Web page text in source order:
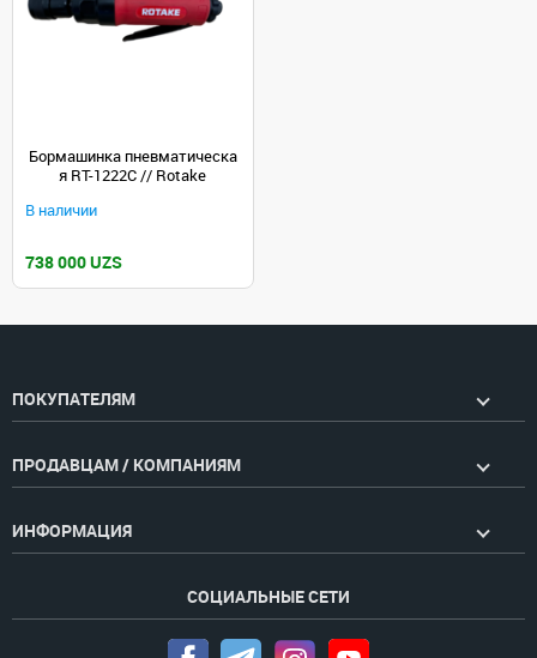
Бормашинка пневматическа
я RT-1222C // Rotake
В наличии
738 000 UZS
ПОКУПАТЕЛЯМ
ПРОДАВЦАМ / КОМПАНИЯМ
ИНФОРМАЦИЯ
СОЦИАЛЬНЫЕ СЕТИ